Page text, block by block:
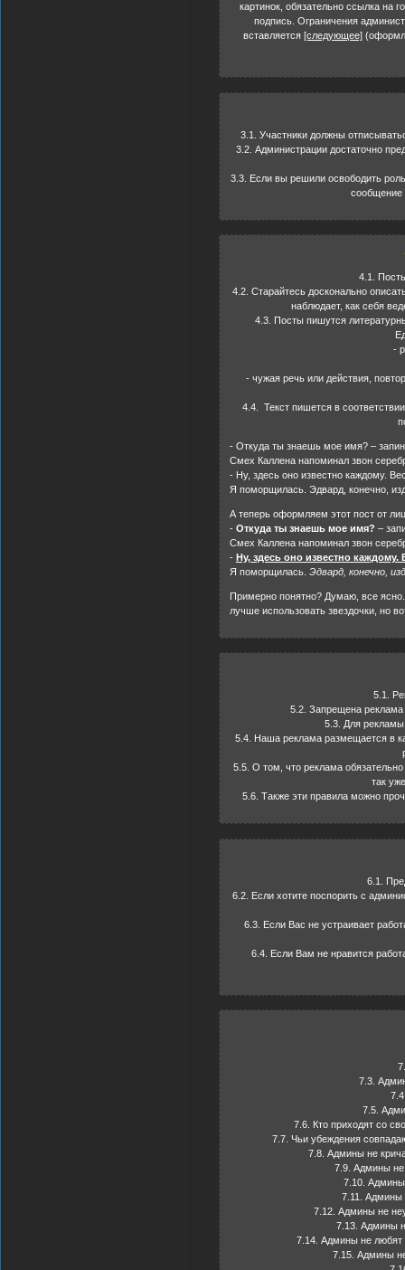
картинок, обязательно ссылка на
подпись. Ограничения
вставляется [следующее]
3.1. Участники должны
3.2. Администрации достаточно
3.3. Если вы решили освободить
сообщение
4.1.
4.2. Старайтесь досконально
наблюдает, как себя
4.3. Посты пишутся
-
- чужая речь или действия,
4.4. Текст пишется в
- Откуда ты знаешь мое имя? –
Смех Каллена напоминал звон
- Ну, здесь оно известно каждому.
Я поморщилась. Эдвард, конечно,
А теперь оформляем этот пост от
- Откуда ты знаешь мое имя? –
Смех Каллена напоминал звон
- Ну, здесь оно известно
Я поморщилась. Эдвард, конечно,
Примерно понятно? Думаю, все
лучше использовать звездочки, но
5.1.
5.2. Запрещена
5.3. Для рекламы
5.4. Наша реклама размещается в
5.5. О том, что реклама
так
5.6. Также эти правила можно
6.1.
6.2. Если хотите поспорить с
6.3. Если Вас не устраивает
6.4. Если Вам не нравится
7.3.
7.5.
7.6. Кто приходят со
7.7. Чьи убеждения
7.8. Админы не
7.9. Админы не
7.10. Админы
7.11. Админы
7.12. Админы не
7.13. Админы
7.14. Админы не любят
7.15. Админы